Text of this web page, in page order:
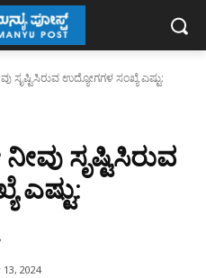
ಸೃಷ್ಟಿಸಿರುವ ಉದ್ಯೋಗಗಳ ಸಂಖ್ಯೆ ಎಷ್ಟು:
ಸೃಷ್ಟಿಸಿರುವ
ಎಷ್ಟು:
2024